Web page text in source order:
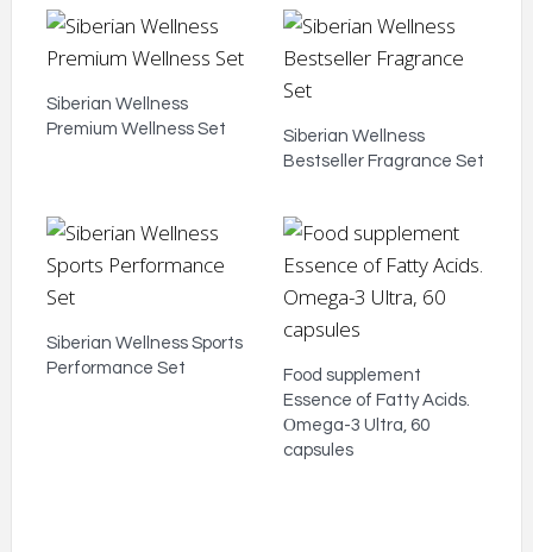
Siberian Wellness
Premium Wellness Set
Siberian Wellness
Bestseller Fragrance Set
Siberian Wellness Sports
Performance Set
Food supplement
Essence of Fatty Acids.
Оmega-3 Ultra, 60
capsules